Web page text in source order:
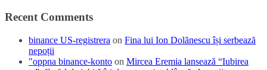
Recent Comments
binance US-registrera on Fina lui Ion Dolănescu își serbează
nepoții
"oppna binance-konto on Mircea Eremia lansează “Iubirea